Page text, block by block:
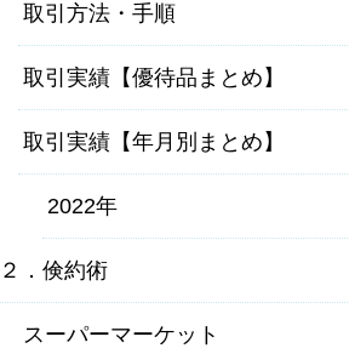
取引方法・手順
取引実績【優待品まとめ】
取引実績【年月別まとめ】
2022年
２．倹約術
スーパーマーケット